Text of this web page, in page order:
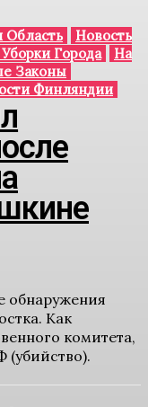
Область
Новость
Города
На
Законы
Финляндии
обнаружения
Как
комитета,
(убийство).